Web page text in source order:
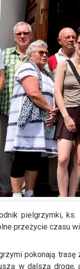
pielgrzymki,
przeżycie czasu
pokonają trasę
w dalszą